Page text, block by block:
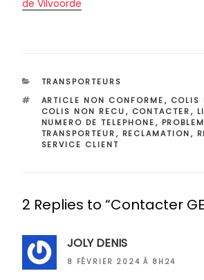
de Vilvoorde
CATÉGORIES
TRANSPORTEURS
ÉTIQUETTES
ARTICLE NON CONFORME, COLIS
COLIS NON RECU, CONTACTER,
NUMERO DE TELEPHONE,
TRANSPORTEUR, RECLAMATION,
SERVICE CLIENT
2 Replies to “Contacter
JOLY DENIS
8 FÉVRIER 2024 À 8H24